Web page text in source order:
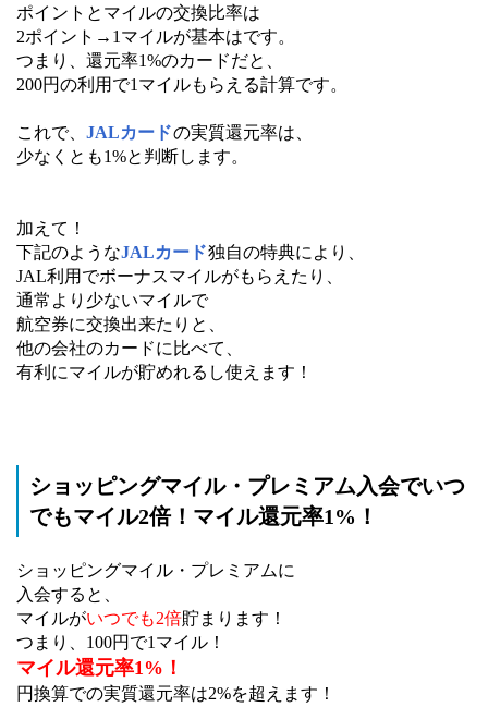
ポイントとマイルの交換比率は
2ポイント→1マイルが基本はです。
つまり、還元率1%のカードだと、
200円の利用で1マイルもらえる計算です。
これで、 JALカードの実質還元率は、
少なくとも1%と判断します。
加えて！
下記のようなJALカード独自の特典により、
JAL利用でボーナスマイルがもらえたり、
通常より少ないマイルで
航空券に交換出来たりと、
他の会社のカードに比べて、
有利にマイルが貯めれるし使えます！
ショッピングマイル・プレミアム入会でいつ
でもマイル2倍！マイル還元率1%！
ショッピングマイル・プレミアムに
入会すると、
マイルがいつでも2倍貯まります！
つまり、100円で1マイル！
マイル還元率1%！
円換算での実質還元率は2%を超えます！